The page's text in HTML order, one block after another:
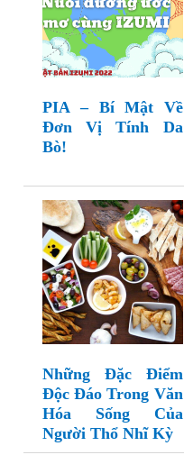
PIA – Bí Mật Về
Đơn Vị Tính Da
Bò!
Những Đặc Điểm
Độc Đáo Trong Văn
Hóa Sống Của
Người Thổ Nhĩ Kỳ